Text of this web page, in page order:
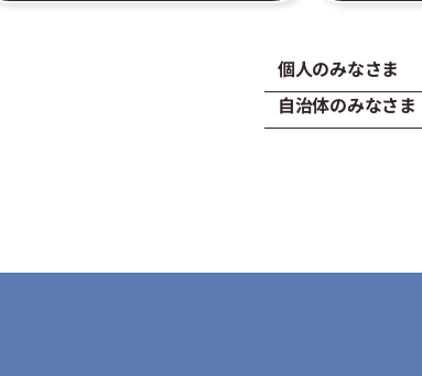
個人のみなさま
自治体のみなさま